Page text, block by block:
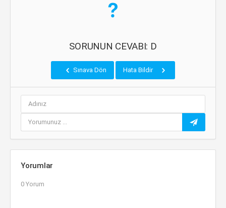
SORUNUN CEVABI: D
Sınava Dön Hata Bildir
Yorumlar
0 Yorum